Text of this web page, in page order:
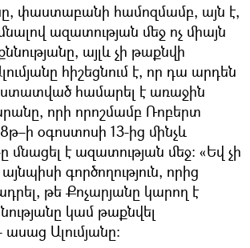
փաստաբանի համոզմամբ, այն է,
ազատության մեջ ոչ միայն
այլև չի թաքնվի
հիշեցնում է, որ դա արդեն
համարել է առաջին
որի որոշմամբ Ռոբերտ
օգոստոսի 13-ից մինչև
մնացել է ազատության մեջ։ «Եվ չի
գործողություն, որից
թե Քոչարյանը կարող է
կամ թաքնվել
ասաց Ալումյանը։